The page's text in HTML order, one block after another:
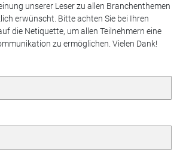
unserer Leser zu allen Branchenthemen
erwünscht. Bitte achten Sie bei Ihren
die Netiquette, um allen Teilnehmern eine
zu ermöglichen. Vielen Dank!